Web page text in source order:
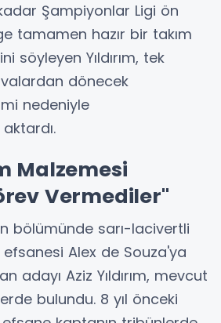
Şampiyonlar Ligi ön
tamamen hazır bir takım
söyleyen Yıldırım, tek
dönecek
nedeniyle
Malzemesi
Vermediler"
bölümünde sarı-lacivertli
Alex de Souza'ya
adayı Aziz Yıldırım, mevcut
bulundu. 8 yıl önceki